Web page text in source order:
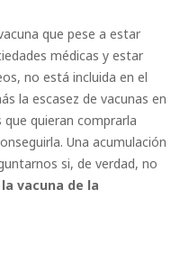
que pese a estar
médicas y estar
no está incluida en el
la escasez de vacunas en
quieran comprarla
Una acumulación
si, de verdad, no
vacuna de la